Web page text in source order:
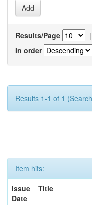
Results/Page |
In order
Results 1-1 of 1
Item hits:
Issue
Date
Title